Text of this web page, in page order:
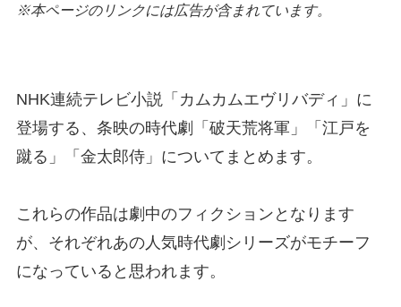
※本ページのリンクには広告が含まれています。
NHK連続テレビ小説「カムカムエヴリバディ」に
登場する、条映の時代劇「破天荒将軍」「江戸を
蹴る」「金太郎侍」についてまとめます。
これらの作品は劇中のフィクションとなります
が、それぞれあの人気時代劇シリーズがモチーフ
になっていると思われます。